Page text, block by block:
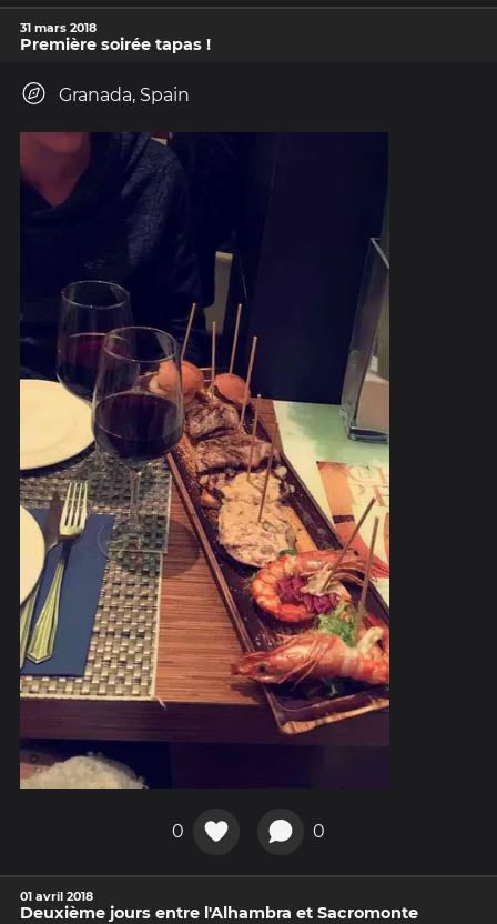
31 mars 2018
Première soirée tapas !
Granada, Spain
0 0
01 avril 2018
Deuxième jours entre l'Alhambra et Sacromonte